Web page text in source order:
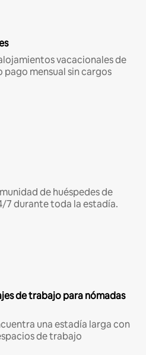
vacacionales de
pago mensual sin cargos
de huéspedes de
7 durante toda la estadía.
de trabajo para nómadas
una estadía larga con
de trabajo